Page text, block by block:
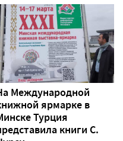
Международной
ярмарке в
Турция
книги С.